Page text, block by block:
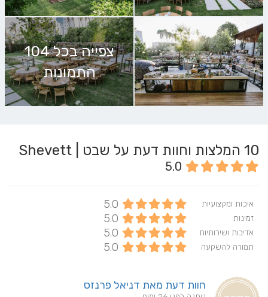
צפייה בכל 104
התמונות
10 המלצות וחוות דעת על שבט | Shevett
5.0
איכות ומקצועיות 5.0
זמינות 5.0
אדיבות ושירותיות 5.0
תמורה להשקעה 5.0
חוות דעת מאת דניאל פרנזס